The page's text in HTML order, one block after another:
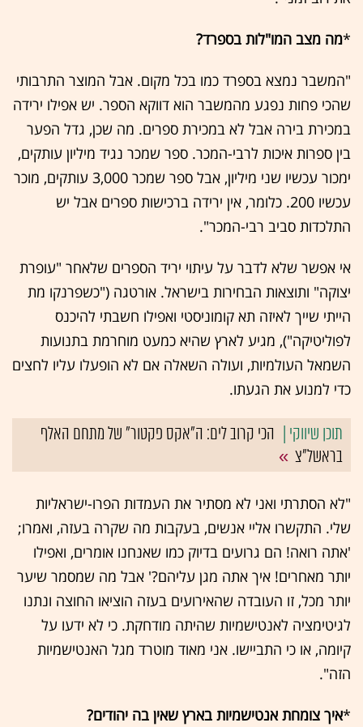
*מה מצב המו"לות בספרד?
"המשבר נמצא בספרד כמו בכל מקום. אבל המוצר התרבותי
שהכי פחות נפגע מהמשבר הוא דווקא הספר. יש אפילו ירידה
במכירת בירה אבל לא במכירת ספרים. מה שכן, גדל הפער
בין ספרות איכות לרבי-המכר. ספר שמכר נגיד מיליון עותקים,
ימכור עכשיו שני מיליון, אבל ספר שמכר 3,000 עותקים, מוכר
עכשיו 200. כלומר, אין ירידה ברכישות ספרים אבל יש
התלכדות סביב רבי-המכר".
אי אפשר שלא לדבר על עיתוי יריד הספרים שלאחר "עופרת
יצוקה" ותוצאות הבחירות בישראל. אורטגה ("כשפרנקו מת
הייתי שייך לאיזה תא קומוניסטי ואפילו חשבתי להיכנס
לפוליטיקה"), מגיע לארץ שהיא כמעט מוחרמת בתנועות
השמאל העולמיות, ועולה השאלה אם לא הופעלו עליו לחצים
כדי למנוע את הגעתו.
הכי קרוב לים: ה"אקס פקטור" של מתחם האלף
בראשל"צ
"לא הסתרתי ואני לא מסתיר את העמדות הפרו-ישראליות
שלי. התקשרו אליי אנשים, בעקבות מה שקרה בעזה, ואמרו;
'אתה רואה! הם גרועים בדיוק כמו שאנחנו אומרים, ואפילו
יותר מאחרים! איך אתה מגן עליהם?' אבל מה שמסמר שיער
יותר מכל, זו העובדה שהאירועים בעזה הוציאו החוצה ונתנו
לגיטימציה לאנטישמיות שהיתה מודחקת. כי לא ידעו על
קיומה, או כי התביישו. אני מאוד מוטרד מגל האנטישמיות
הזה".
*איך צומחת אנטישמיות בארץ שאין בה יהודים?